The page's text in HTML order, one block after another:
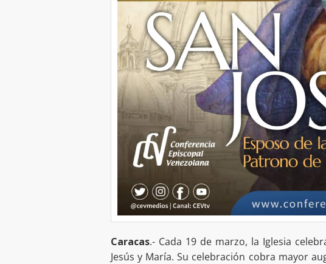
Caracas.- Cada 19 de marzo, la Iglesia
Jesús y María. Su celebración cobra mayor